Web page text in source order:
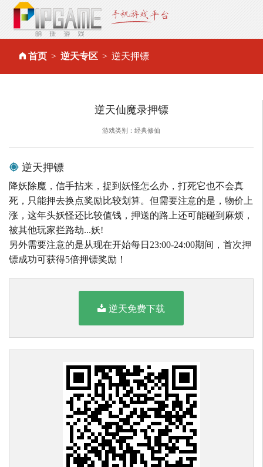
首页 逆天专区 逆天押镖
逆天仙魔录押镖
游戏类别：经典修仙
逆天押镖
降妖除魔，信手拈来，捉到妖怪怎么办，打死它也不会真
死，只能押去换点奖励比较划算。但需要注意的是，物价上
涨，这年头妖怪还比较值钱，押送的路上还可能碰到麻烦，
被其他玩家拦路劫...妖!
另外需要注意的是从现在开始每日23:00-24:00期间，首次押
镖成功可获得5倍押镖奖励！
逆天免费下载